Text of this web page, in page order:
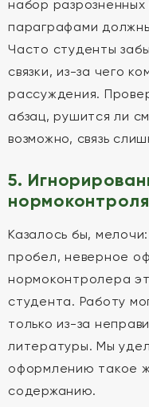
набор
параграфами
Часто студенты
связки, из-за чего
рассуждения.
абзац, рушится ли
возможно, связь
5.
нормоконтроля
Казалось бы,
пробел, неверное
нормоконтролера
студента. Работу
только из-за
литературы. Мы
оформлению такое
содержанию.